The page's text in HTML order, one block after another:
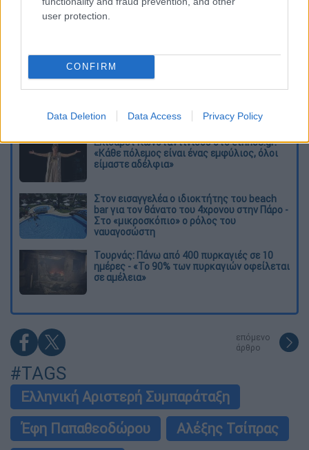
user protection.
CONFIRM
Data Deletion Data Access Privacy Policy
Διαβάστε ακόμη
Εκείνος που άλλαξε την πορεία της
Ιστορίας!
Ελισάβετ Κωνσταντινίδου στο ethnos.gr:
«Κάθε πόλεμος είναι ένας εμφύλιος, όλοι
είμαστε αδέλφια»
Στον εισαγγελέα ο ιδιοκτήτης του beach
bar για τον θάνατο του 4χρονου στην Πάρο -
Στο «μικροσκόπιο» ο ρόλος του
ναυαγοσώστη
Τουρνάς: Πάνω από 400 πυρκαγιές σε 10
ημέρες - «Το 90% των πυρκαγιών οφείλεται
σε αμέλεια»
επόμενο
άρθρο
#TAGS
Ελληνική Αριστερή Συμπαράταξη
Έφη Παπαθεοδώρου
Αλέξης Τσίπρας